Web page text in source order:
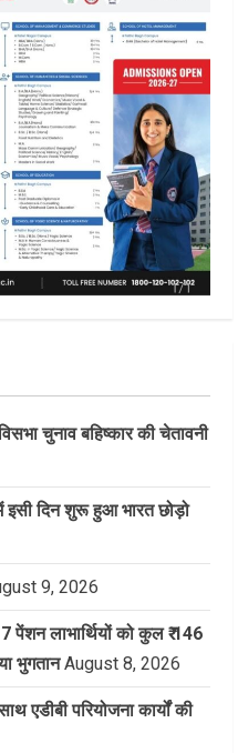
चुनाव बहिष्कार की चेतावनी
इसी दिन शुरू हुआ भारत छोड़ो
9, 2026
पेंशन लाभार्थियों को कुल ₹ 146
भुगतान August 8, 2026
एडीबी परियोजना कार्यों की